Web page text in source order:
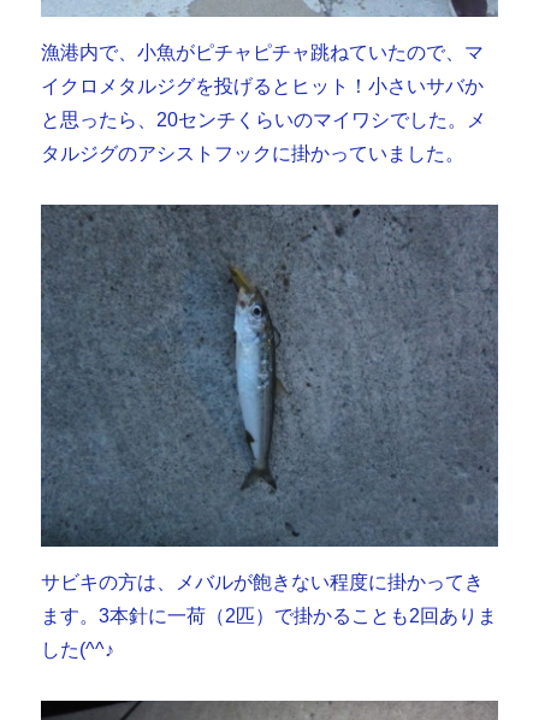
漁港内で、小魚がピチャピチャ跳ねていたので、マ
イクロメタルジグを投げるとヒット！小さいサバか
と思ったら、20センチくらいのマイワシでした。メ
タルジグのアシストフックに掛かっていました。
サビキの方は、メバルが飽きない程度に掛かってき
ます。3本針に一荷（2匹）で掛かることも2回ありま
した(^^♪